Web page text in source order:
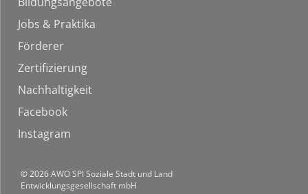
Jobs & Praktika
Förderer
Zertifizierung
Nachhaltigkeit
Facebook
Instagram
© 2026AWO SPI Soziale Stadt und Land
Entwicklungsgesellschaft mbH